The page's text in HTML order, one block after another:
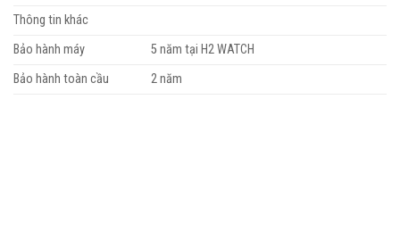
Thông tin khác
Bảo hành máy
5 năm tại H2 WATCH
Bảo hành toàn cầu
2 năm